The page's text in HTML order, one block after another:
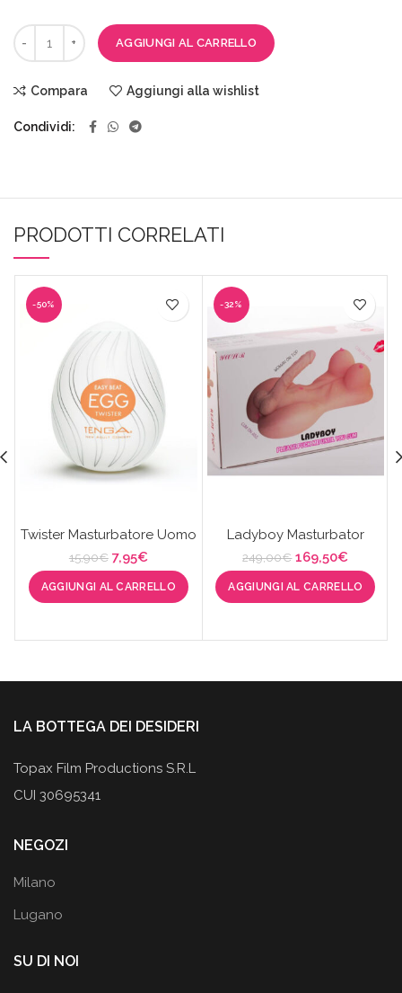
AGGIUNGI AL CARRELLO
Compara Aggiungi alla wishlist
Condividi
PRODOTTI CORRELATI
-50%
Twister Masturbatore Uomo
15,90€ Il
prezzo
originale
era:
7,95€Il
prezzo
attuale
è:
AGGIUNGI AL CARRELLO
-32%
Ladyboy Masturbator
249,00€ Il
prezzo
originale
era:
169,50€Il
prezzo
attuale
è:
AGGIUNGI AL CARRELLO
LA BOTTEGA DEI DESIDERI
Topax Film Productions S.R.L
CUI 30695341
NEGOZI
Milano
Lugano
SU DI NOI